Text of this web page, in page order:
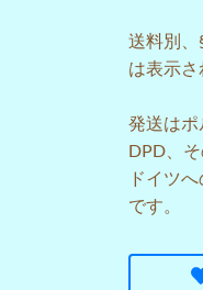
送料別
は表示
発送は
DPD、
ドイツ
です。